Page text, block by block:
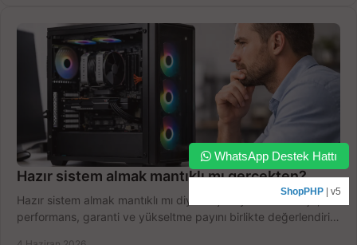
Hazır sistem almak mantıklı mı gerçekten?
Hazır sistem almak mantıklı mı diye düşünüyorsanız bütçe,
performans, garanti ve yükseltme payını birlikte değerlendirin,
WhatsApp Destek Hattı
ShopPHP | v5